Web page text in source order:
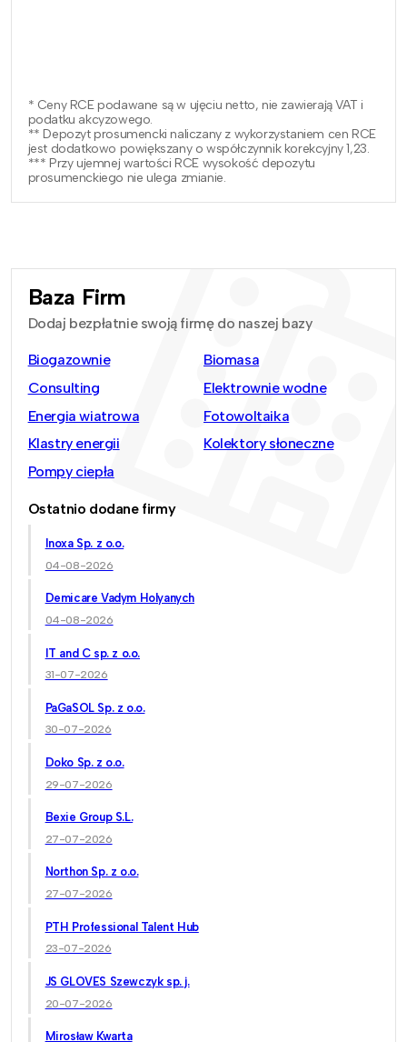
* Ceny RCE podawane są w ujęciu netto, nie zawierają VAT i
podatku akcyzowego.
** Depozyt prosumencki naliczany z wykorzystaniem cen RCE
jest dodatkowo powiększany o współczynnik korekcyjny 1,23.
*** Przy ujemnej wartości RCE wysokość depozytu
prosumenckiego nie ulega zmianie.
Baza Firm
Dodaj bezpłatnie swoją firmę do naszej bazy
Biogazownie
Biomasa
Consulting
Elektrownie wodne
Energia wiatrowa
Fotowoltaika
Klastry energii
Kolektory słoneczne
Pompy ciepła
Ostatnio dodane firmy
Inoxa Sp. z o.o.
04-08-2026
Demicare Vadym Holyanych
04-08-2026
IT and C sp. z o.o.
31-07-2026
PaGaSOL Sp. z o.o.
30-07-2026
Doko Sp. z o.o.
29-07-2026
Bexie Group S.L.
27-07-2026
Northon Sp. z o.o.
27-07-2026
PTH Professional Talent Hub
23-07-2026
JS GLOVES Szewczyk sp. j.
20-07-2026
Mirosław Kwarta